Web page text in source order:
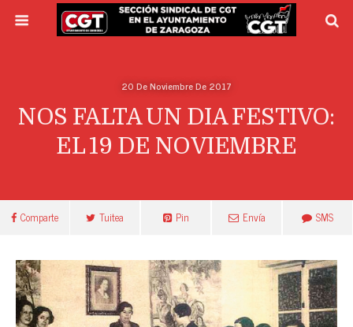
20 De Noviembre De 2017
NOS FALTA UN DIA FESTIVO:
EL 19 DE NOVIEMBRE
Comparte Tuitea Pin Envía SMS